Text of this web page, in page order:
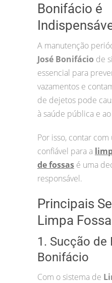
Bonifácio é
A manutenção
José Bonifácio de
essencial para
vazamentos e
de dejetos pode
à saúde pública e
Por isso, contar
confiável para a
de fossas é uma
responsável.
Principais
Limpa Fossa
1. Sucção de
Bonifácio
Com o sistema de